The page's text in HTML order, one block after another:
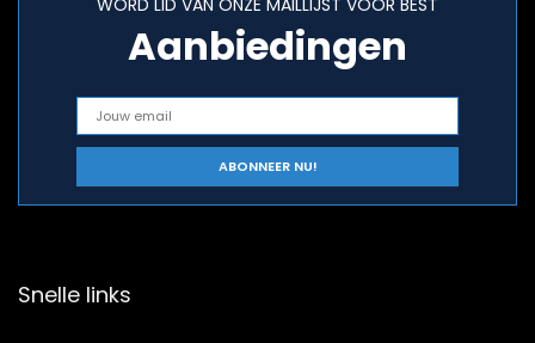
WORD LID VAN ONZE MAILLIJST VOOR BEST
Aanbiedingen
Snelle links